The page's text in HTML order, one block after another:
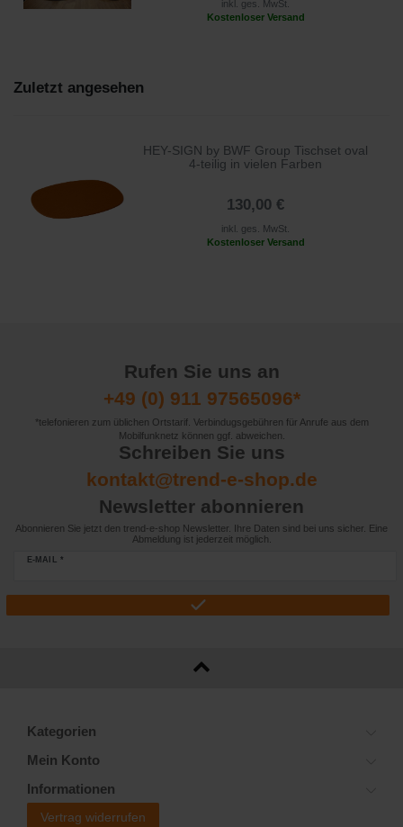
inkl. ges. MwSt.
Kostenloser Versand
Zuletzt angesehen
HEY-SIGN by BWF Group Tischset oval
4-teilig in vielen Farben
130,00 €
inkl. ges. MwSt.
Kostenloser Versand
Rufen Sie uns an
+49 (0) 911 97565096*
*telefonieren zum üblichen Ortstarif. Verbindugsgebühren für Anrufe aus dem
Mobilfunknetz können ggf. abweichen.
Schreiben Sie uns
kontakt@trend-e-shop.de
Newsletter abonnieren
Abonnieren Sie jetzt den trend-e-shop Newsletter. Ihre Daten sind bei uns sicher. Eine
Abmeldung ist jederzeit möglich.
E-MAIL *
Kategorien
Mein Konto
Informationen
Vertrag widerrufen